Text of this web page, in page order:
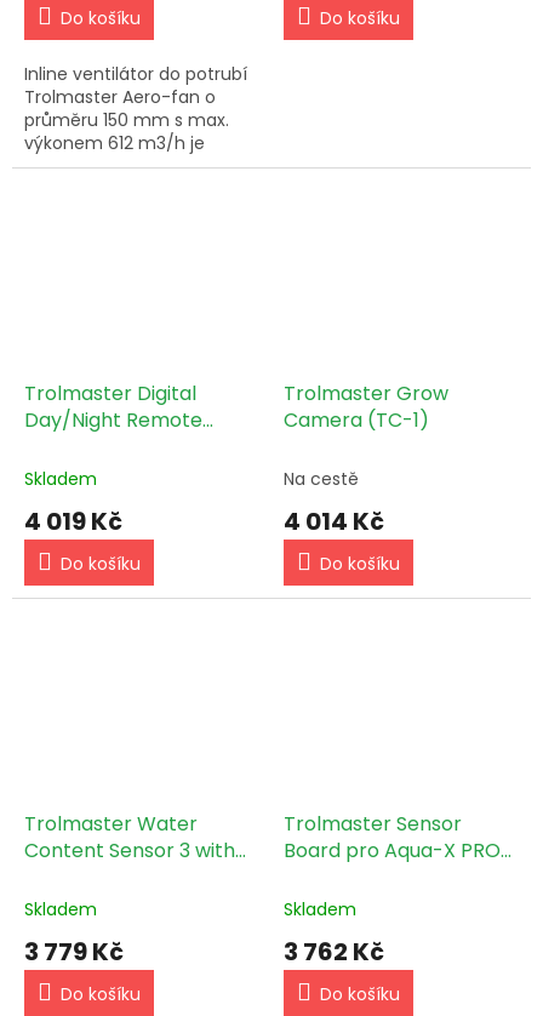
Do košíku
Inline ventilátor do potrubí
Trolmaster Aero-fan o
průměru 150 mm s max.
výkonem 612 m3/h je
kompaktní a účinný
Do košíku
Trolmaster Digital
Day/Night Remote
Skladem
4 019 Kč
Do košíku
Trolmaster Grow
Camera (TC-1)
Na cestě
4 014 Kč
Do košíku
Trolmaster Water
Content Sensor 3 with
3) - čekáme na
Skladem
3 779 Kč
Do košíku
Trolmaster Sensor
Board pro Aqua-X PRO
Skladem
3 762 Kč
Do košíku